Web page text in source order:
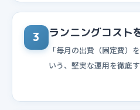
3 ランニングコスト
「毎月の出費（固定費）
いう、堅実な運用を徹底す